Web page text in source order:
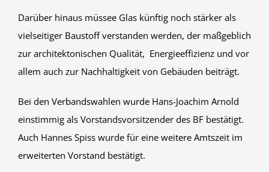
Darüber hinaus müssee Glas künftig noch stärker als
vielseitiger Baustoff verstanden werden, der maßgeblich
zur architektonischen Qualität, Energieeffizienz und vor
allem auch zur Nachhaltigkeit von Gebäuden beiträgt.
Bei den Verbandswahlen wurde Hans-Joachim Arnold
einstimmig als Vorstandsvorsitzender des BF bestätigt.
Auch Hannes Spiss wurde für eine weitere Amtszeit im
erweiterten Vorstand bestätigt.